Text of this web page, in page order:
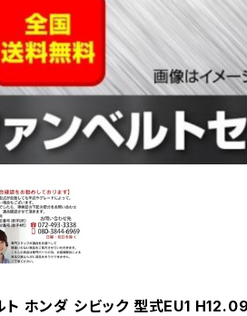
ト ホンダ シビック 型式EU1